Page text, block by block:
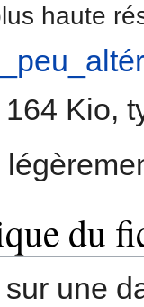
haute
Kio,
du
une